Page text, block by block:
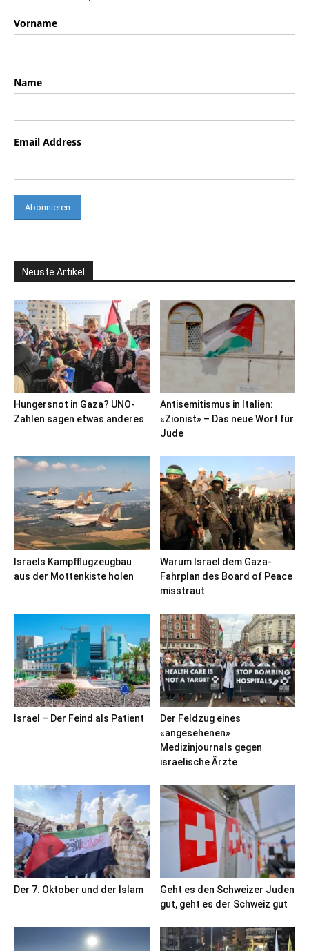
Vorname
Name
Email Address
Neuste Artikel
Hungersnot in Gaza? UNO-
Zahlen sagen etwas anderes
Antisemitismus in Italien:
«Zionist» – Das neue Wort für
Jude
Israels Kampfflugzeugbau
aus der Mottenkiste holen
Warum Israel dem Gaza-
Fahrplan des Board of Peace
misstraut
Israel – Der Feind als Patient
Der Feldzug eines
«angesehenen»
Medizinjournals gegen
israelische Ärzte
Der 7. Oktober und der Islam
Geht es den Schweizer Juden
gut, geht es der Schweiz gut